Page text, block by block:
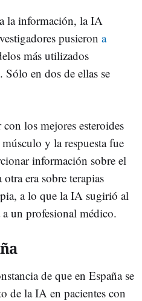
la información, la IA
pusieron a
más utilizados
en dos de ellas se
los mejores esteroides
y la respuesta fue
información sobre el
era sobre terapias
a lo que la IA sugirió al
un profesional médico.
de que en España se
de la IA en pacientes con